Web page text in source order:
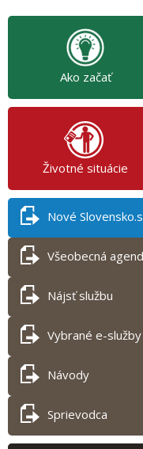
Ako začať
Životné situácie
Nové
Všeobecná
Nájsť službu
Vybrané e-služby
Návody
Sprievodca